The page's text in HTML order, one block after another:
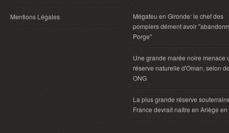
Mentions Légales
Mégafeu en Gironde: le chef des
pompiers dément avoir
Porge"
Une grande marée noire menace
réserve naturelle d'Oman, selon
ONG
La plus grande réserve
France devrait naître en Ariège